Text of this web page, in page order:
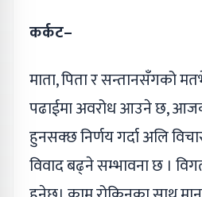
कर्कट–
माता, पिता र सन्तानसँगको
पढाईमा अवरोध आउने छ,
हुनसक्छ निर्णय गर्दा अलि
विवाद बढ्ने सम्भावना छ ।